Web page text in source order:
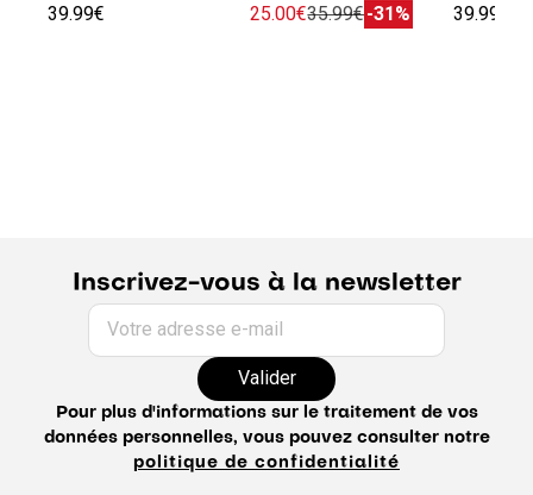
39.99€
25.00€35.99€-31% 39.99€
Inscrivez-vous à la newsletter
Votre adresse e-mail
Valider
Pour plus d'informations sur le traitement de vos
données personnelles, vous pouvez consulter notre
politique de confidentialité